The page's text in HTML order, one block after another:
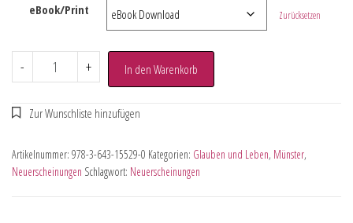
eBook/Print Zurücksetzen
- + In den Warenkorb
Artikelnummer: 978-3-643-15529-0 Kategorien: Glauben und Leben, Münster,
Neuerscheinungen Schlagwort: Neuerscheinungen